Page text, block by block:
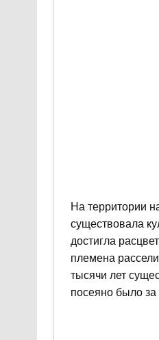
На территории
существовала
достигла
племена
тысячи лет
посеяно было